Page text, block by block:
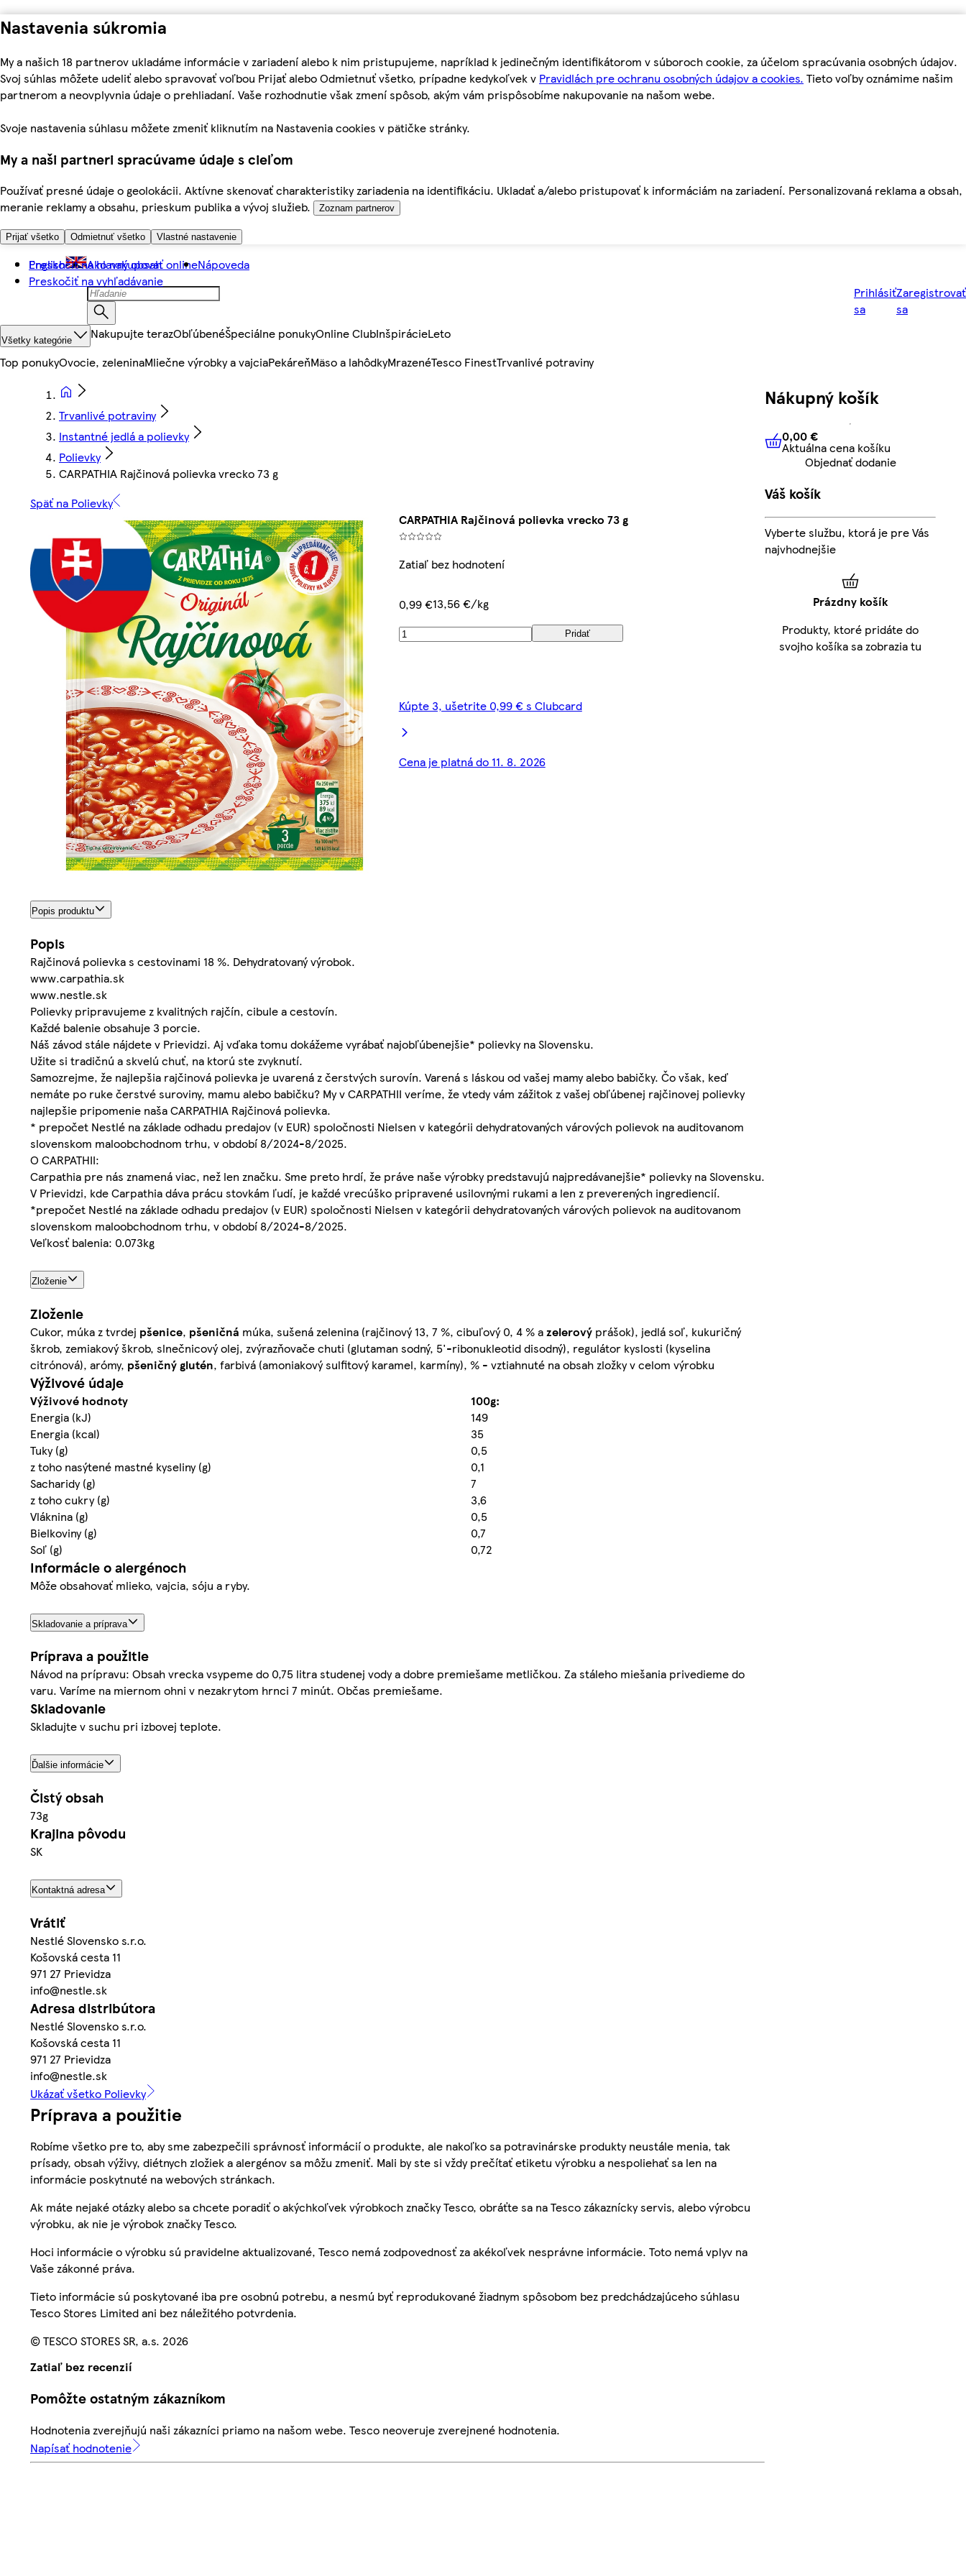
Nastavenia súkromia
My a našich 18 partnerov ukladáme informácie v zariadení alebo k nim pristupujeme, napríklad k jedinečným identifikátorom v súboroch cookie, za účelom spracúvania osobných údajov.
Svoj súhlas môžete udeliť alebo spravovať voľbou Prijať alebo Odmietnuť všetko, prípadne kedykoľvek v Pravidlách pre ochranu osobných údajov a cookies. Tieto voľby oznámime našim
partnerom a neovplyvnia údaje o prehliadaní. Vaše rozhodnutie však zmení spôsob, akým vám prispôsobíme nakupovanie na našom webe.
Svoje nastavenia súhlasu môžete zmeniť kliknutím na Nastavenia cookies v pätičke stránky.
My a naši partneri spracúvame údaje s cieľom
Používať presné údaje o geolokácii. Aktívne skenovať charakteristiky zariadenia na identifikáciu. Ukladať a/alebo pristupovať k informáciám na zariadení. Personalizovaná reklama a obsah,
meranie reklamy a obsahu, prieskum publika a vývoj služieb.
Zoznam partnerov
Prijať všetko Odmietnuť všetko Vlastné nastavenie
Preskočiť na hlavný obsah
Preskočiť na vyhľadávanie
English Ako nakupovať onlineNápoveda
Prihlásiť
sa
Zaregistrovať
sa
Všetky kategórie Nakupujte terazObľúbenéŠpeciálne ponukyOnline ClubInšpirácieLeto
Top ponukyOvocie, zeleninaMliečne výrobky a vajciaPekáreňMäso a lahôdkyMrazenéTesco FinestTrvanlivé potraviny
Trvanlivé potraviny
Instantné jedlá a polievky
Polievky
CARPATHIA Rajčinová polievka vrecko 73 g
Späť na Polievky
CARPATHIA Rajčinová polievka vrecko 73 g
Zatiaľ bez hodnotení
0,99 €13,56 €/kg
Pridať
Kúpte 3, ušetrite 0,99 € s Clubcard
Cena je platná do 11. 8. 2026
Popis produktu
Popis
Rajčinová polievka s cestovinami 18 %. Dehydratovaný výrobok.
www.carpathia.sk
www.nestle.sk
Polievky pripravujeme z kvalitných rajčín, cibule a cestovín.
Každé balenie obsahuje 3 porcie.
Náš závod stále nájdete v Prievidzi. Aj vďaka tomu dokážeme vyrábať najobľúbenejšie* polievky na Slovensku.
Užite si tradičnú a skvelú chuť, na ktorú ste zvyknutí.
Samozrejme, že najlepšia rajčinová polievka je uvarená z čerstvých surovín. Varená s láskou od vašej mamy alebo babičky. Čo však, keď
nemáte po ruke čerstvé suroviny, mamu alebo babičku? My v CARPATHII veríme, že vtedy vám zážitok z vašej obľúbenej rajčinovej polievky
najlepšie pripomenie naša CARPATHIA Rajčinová polievka.
* prepočet Nestlé na základe odhadu predajov (v EUR) spoločnosti Nielsen v kategórii dehydratovaných várových polievok na auditovanom
slovenskom maloobchodnom trhu, v období 8/2024-8/2025.
O CARPATHII:
Carpathia pre nás znamená viac, než len značku. Sme preto hrdí, že práve naše výrobky predstavujú najpredávanejšie* polievky na Slovensku.
V Prievidzi, kde Carpathia dáva prácu stovkám ľudí, je každé vrecúško pripravené usilovnými rukami a len z preverených ingrediencií.
*prepočet Nestlé na základe odhadu predajov (v EUR) spoločnosti Nielsen v kategórii dehydratovaných várových polievok na auditovanom
slovenskom maloobchodnom trhu, v období 8/2024-8/2025.
Veľkosť balenia: 0.073kg
Zloženie
Zloženie
Cukor, múka z tvrdej pšenice, pšeničná múka, sušená zelenina (rajčinový 13, 7 %, cibuľový 0, 4 % azelerový prášok), jedlá soľ, kukuričný
škrob, zemiakový škrob, slnečnicový olej, zvýrazňovače chuti (glutaman sodný, 5'-ribonukleotid disodný), regulátor kyslosti (kyselina
citrónová), arómy, pšeničnýglutén, farbivá (amoniakový sulfitový karamel, karmíny), % - vztiahnuté na obsah zložky v celom výrobku
Výživové údaje
Výživové hodnoty
100g:
Energia (kJ)
149
Energia (kcal)
35
Tuky (g)
0,5
z toho nasýtené mastné kyseliny (g)
0,1
Sacharidy (g)
7
z toho cukry (g)
3,6
Vláknina (g)
0,5
Bielkoviny (g)
0,7
Soľ (g)
0,72
Informácie o alergénoch
Môže obsahovať mlieko, vajcia, sóju a ryby.
Skladovanie a príprava
Príprava a použitie
Návod na prípravu: Obsah vrecka vsypeme do 0,75 litra studenej vody a dobre premiešame metličkou. Za stáleho miešania privedieme do
varu. Varíme na miernom ohni v nezakrytom hrnci 7 minút. Občas premiešame.
Skladovanie
Skladujte v suchu pri izbovej teplote.
Ďalšie informácie
Čistý obsah
73g
Krajina pôvodu
SK
Kontaktná adresa
Vrátiť
Nestlé Slovensko s.r.o.
Košovská cesta 11
971 27 Prievidza
info@nestle.sk
Adresa distribútora
Nestlé Slovensko s.r.o.
Košovská cesta 11
971 27 Prievidza
info@nestle.sk
Ukázať všetko Polievky
Príprava a použitie
Robíme všetko pre to, aby sme zabezpečili správnosť informácií o produkte, ale nakoľko sa potravinárske produkty neustále menia, tak
prísady, obsah výživy, diétnych zložiek a alergénov sa môžu zmeniť. Mali by ste si vždy prečítať etiketu výrobku a nespoliehať sa len na
informácie poskytnuté na webových stránkach.
Ak máte nejaké otázky alebo sa chcete poradiť o akýchkoľvek výrobkoch značky Tesco, obráťte sa na Tesco zákaznícky servis, alebo výrobcu
výrobku, ak nie je výrobok značky Tesco.
Hoci informácie o výrobku sú pravidelne aktualizované, Tesco nemá zodpovednosť za akékoľvek nesprávne informácie. Toto nemá vplyv na
Vaše zákonné práva.
Tieto informácie sú poskytované iba pre osobnú potrebu, a nesmú byť reprodukované žiadnym spôsobom bez predchádzajúceho súhlasu
Tesco Stores Limited ani bez náležitého potvrdenia.
© TESCO STORES SR, a.s. 2026
Zatiaľ bez recenzií
Pomôžte ostatným zákazníkom
Hodnotenia zverejňujú naši zákazníci priamo na našom webe. Tesco neoveruje zverejnené hodnotenia.
Napísať hodnotenie
Nákupný košík
0,00 € Aktuálna cena košíku
0,00 €
Aktuálna cena košíku
Objednať dodanie
Váš košík
Vyberte službu, ktorá je pre Vás
najvhodnejšie
Prázdny košík
Produkty, ktoré pridáte do
svojho košíka sa zobrazia tu